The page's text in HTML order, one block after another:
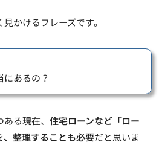
かけるフレーズです。
にあるの？
る現在、 住宅ローンなど「ロー
、整理することも必要だと思いま